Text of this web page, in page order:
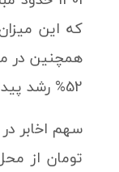
همچنین در
52% رشد پیدا کرده است.
تومان از